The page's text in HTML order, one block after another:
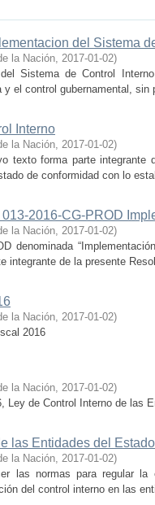
del Sistema
la Nación, 2017-01-02)
Sistema de Control
el control gubernamental,
Interno
la Nación, 2017-01-02)
texto forma parte integrante
de conformidad con lo
2016-CG-PROD
la Nación, 2017-01-02)
denominada
integrante de la presente
la Nación, 2017-01-02)
2016
la Nación, 2017-01-02)
Ley de Control Interno de las
las Entidades del Estado
la Nación, 2017-01-02)
las normas para regular la
del control interno en las